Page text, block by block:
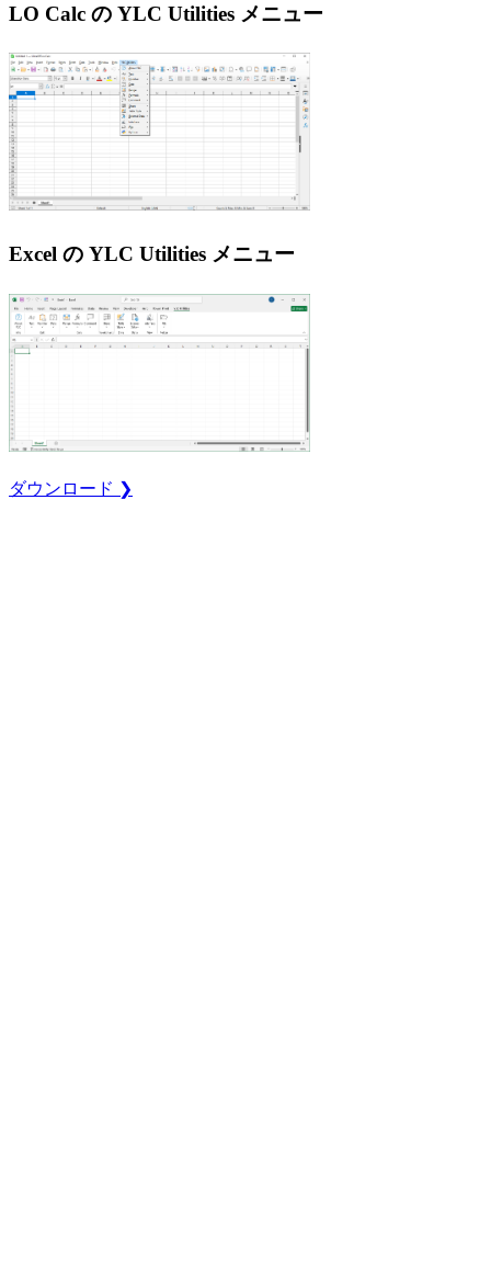
LO Calc の YLC Utilities メニュー
Excel の YLC Utilities メニュー
ダウンロード ❯